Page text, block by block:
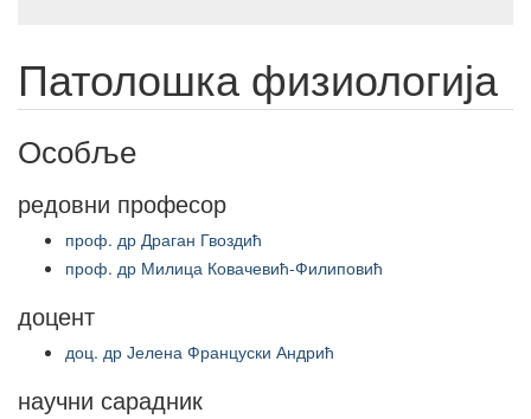
Патолошка физиологија
Особље
редовни професор
проф. др Драган Гвоздић
проф. др Милица Ковачевић-Филиповић
доцент
доц. др Јелена Француски Андрић
научни сарадник